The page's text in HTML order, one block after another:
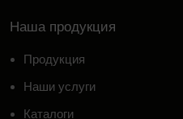
Наша продукция
Продукция
Наши услуги
Каталоги